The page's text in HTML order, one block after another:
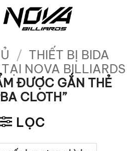
/ THIẾT BỊ BIDA
NOVA BILLIARDS
ĐƯỢC GẮN THẺ
CLOTH”
LỌC